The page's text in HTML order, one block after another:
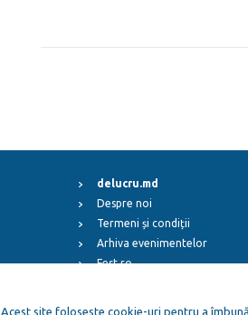
delucru.md
Despre noi
Termeni și condiții
Arhiva evenimentelor
Fest.ro
Acest site foloseste cookie-uri pentru a